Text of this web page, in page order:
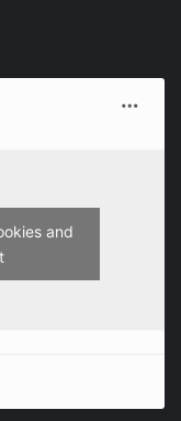
and